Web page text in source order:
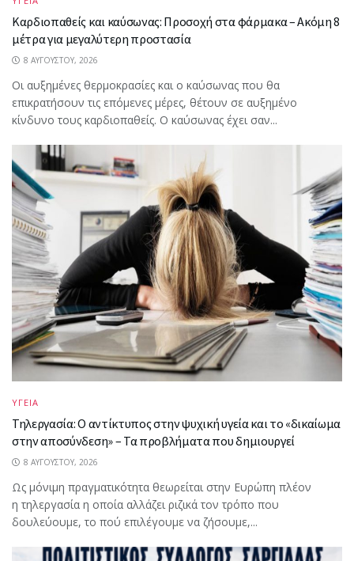
Καρδιοπαθείς και καύσωνας: Προσοχή στα φάρμακα – Ακόμη 8
μέτρα για μεγαλύτερη προστασία
8 ΑΥΓΟΎΣΤΟΥ, 2026
Οι αυξημένες θερμοκρασίες και ο καύσωνας που θα
επικρατήσουν τις επόμενες μέρες, θέτουν σε αυξημένο
κίνδυνο τους καρδιοπαθείς. Ο καύσωνας έχει σαν...
ΥΓΕΙΑ
Τηλεργασία: Ο αντίκτυπος στην ψυχική υγεία και το «δικαίωμα
στην αποσύνδεση» – Τα προβλήματα που δημιουργεί
8 ΑΥΓΟΎΣΤΟΥ, 2026
Ως μόνιμη πραγματικότητα θεωρείται στην Ευρώπη πλέον
η τηλεργασία η οποία αλλάζει ριζικά τον τρόπο που
δουλεύουμε, το πού επιλέγουμε να ζήσουμε,...